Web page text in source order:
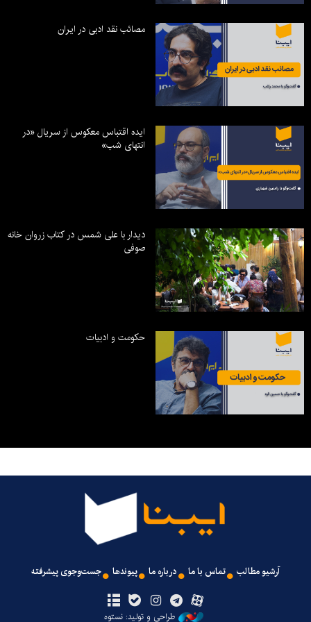
مصائب نقد ادبی در ایران
ایده اقتباس معکوس از سریال «در
انتهای شب»
دیدار با علی شمس در کتاب زروان خانه
صوفی
حکومت و ادبیات
آرشیو مطالب تماس با ما درباره ما پیوندها جست‌وجوی پیشرفته
طراحی و تولید: نستوه